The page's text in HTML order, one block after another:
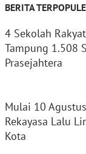
BERITA
4 Sekolah
Tampung 1.508
Prasejahtera
Mulai 10
Rekayasa Lalu
Kota